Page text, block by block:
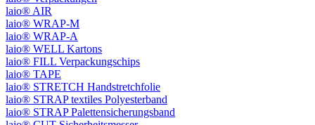
laio® AIR
laio® WRAP-M
laio® WRAP-A
laio® WELL Kartons
laio® FILL Verpackungschips
laio® TAPE
laio® STRETCH Handstretchfolie
laio® STRAP textiles Polyesterband
laio® STRAP Palettensicherungsband